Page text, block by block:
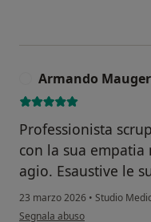
Armando
Professionista
con la sua
agio. Esaustive le
23 marzo 2026 • Studio
secondo l'opinione
Segnala abuso